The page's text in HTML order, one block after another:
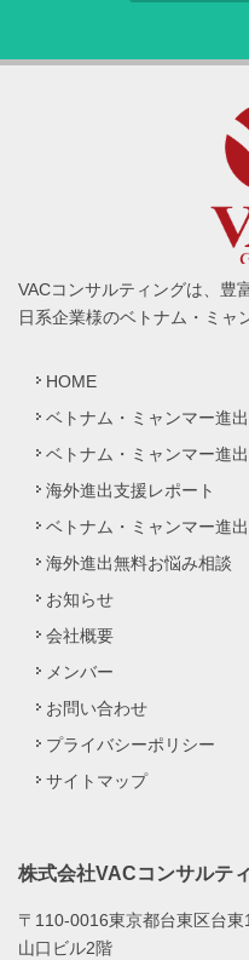
VACコンサルティングは、豊
日系企業様のベトナム・ミャ
HOME
ベトナム・ミャンマー進
ベトナム・ミャンマー進
海外進出支援レポート
ベトナム・ミャンマー進
海外進出無料お悩み相談
お知らせ
会社概要
メンバー
お問い合わせ
プライバシーポリシー
サイトマップ
株式会社VACコンサルテ
〒110-0016東京都台東区台東
山口ビル2階